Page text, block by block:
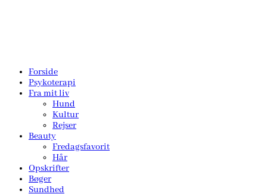
Forside
Psykoterapi
Fra mit liv
Hund
Kultur
Rejser
Beauty
Fredagsfavorit
Hår
Opskrifter
Bøger
Sundhed